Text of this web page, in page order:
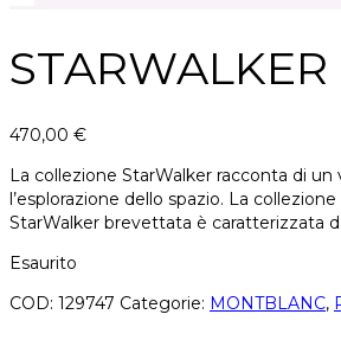
470,00 €
La collezione StarWalker racconta di
l’esplorazione dello spazio. La
StarWalker brevettata è caratterizzata
Esaurito
COD: 129747 Categorie: MONTBLANC,